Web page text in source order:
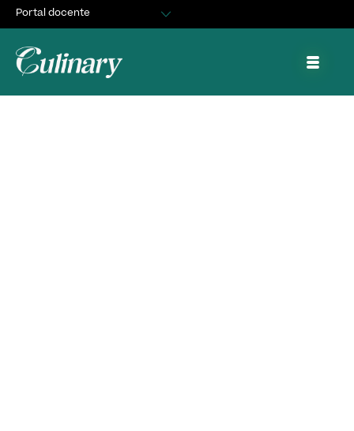
Portal docente
Portal de trabajo y prácticas